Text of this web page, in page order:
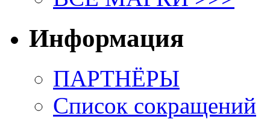
Информация
ПАРТНЁРЫ
Список сокращений